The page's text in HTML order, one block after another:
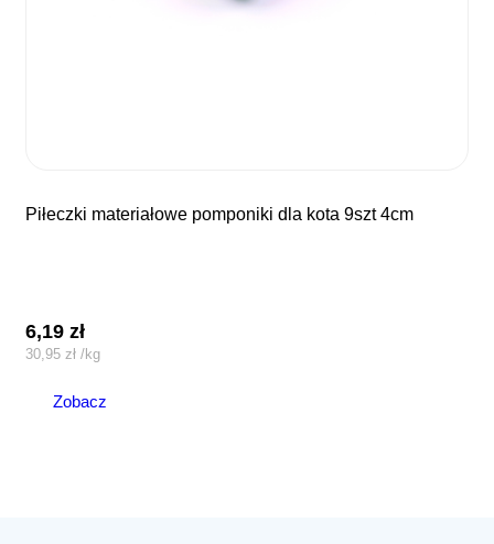
piłeczki materiałowe pomponiki dla kota 9szt 4cm
6,19zł
30,95zł /kg
Zobacz